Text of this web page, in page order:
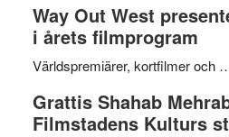
Way Out West
i årets filmprogram
Världspremiärer, kortfilmer och
Grattis Shahab
Filmstadens Kulturs